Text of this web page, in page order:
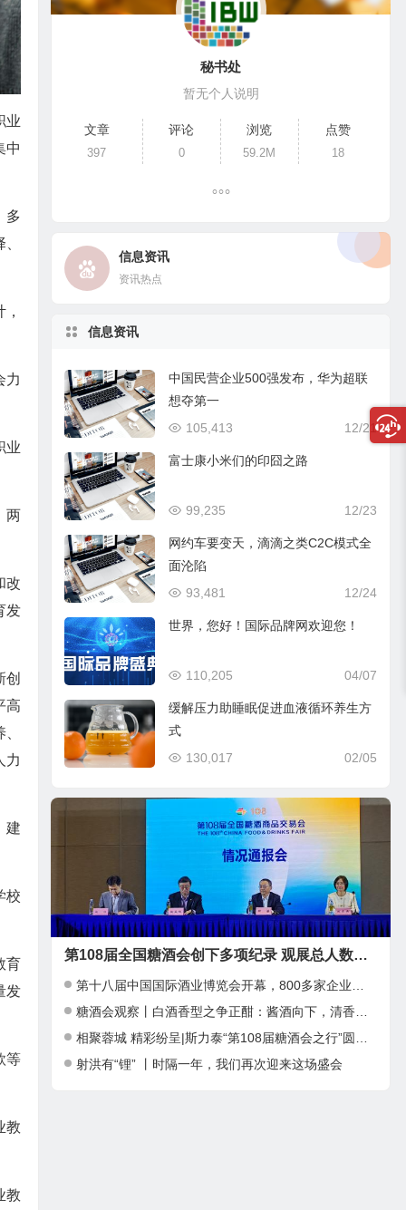
业
中
多
力
业
两
改
发
高
力
建
校
育
发
等
教
教
秘书处
暂无个人说明
文章
397
评论
0
浏览
59.2M
点赞
18
信息资讯
资讯热点
信息资讯
中国民营企业500强发布，华为超联
想夺第一
12/21
105,413
富士康小米们的印囧之路
12/23
99,235
网约车要变天，滴滴之类C2C模式全
面沦陷
12/24
93,481
世界，您好！国际品牌网欢迎您！
04/07
110,205
缓解压力助睡眠促进血液循环养生方
式
02/05
130,017
第108届全国糖酒会创下多项纪录 观展总人数近39万人次
第十八届中国国际酒业博览会开幕，800多家企业参加
糖酒会观察丨白酒香型之争正酣：酱酒向下，清香向上，小众香型崛起
相聚蓉城 精彩纷呈|斯力泰“第108届糖酒会之行”圆满结束
射洪有“锂” 丨时隔一年，我们再次迎来这场盛会